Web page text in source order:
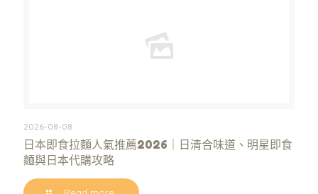
2026-08-08
日本即食拉麵人氣推薦2026｜日清合味道、明星即食
麵與日本代購攻略